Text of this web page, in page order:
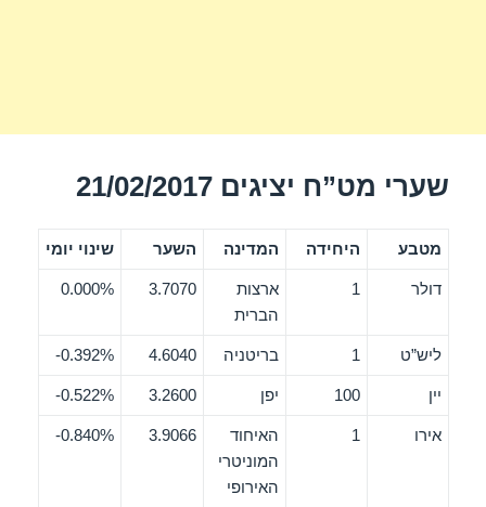
שערי מט”ח יציגים 21/02/2017
מטבע היחידה המדינה השער שינוי יומי
דולר 1
ארצות
הברית
3.7070
0.000%
ליש”ט 1 בריטניה 4.6040
0.392%-
יין 100 יפן 3.2600
0.522%-
אירו 1
האיחוד
המוניטרי
האירופי
3.9066
0.840%-